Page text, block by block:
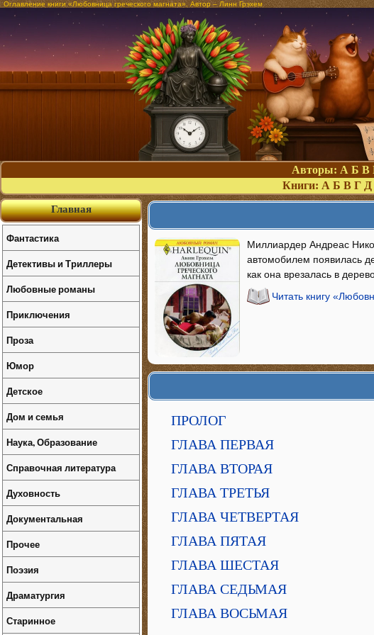
Оглавление книги «Любовница греческого магната». Автор – Линн Грэхем
Авторы: А Б В
Книги: А Б В Г Д
Миллиардер Андреас
автомобилем появилась
как она врезалась в
Читать книгу
ПРОЛОГ
ГЛАВА ПЕРВАЯ
ГЛАВА ВТОРАЯ
ГЛАВА ТРЕТЬЯ
ГЛАВА ЧЕТВЕРТАЯ
ГЛАВА ПЯТАЯ
ГЛАВА ШЕСТАЯ
ГЛАВА СЕДЬМАЯ
ГЛАВА ВОСЬМАЯ
Главная
Фантастика
Детективы и Триллеры
Любовные романы
Приключения
Проза
Юмор
Детское
Дом и семья
Наука, Образование
Справочная литература
Духовность
Документальная
Прочее
Поэзия
Драматургия
Старинное